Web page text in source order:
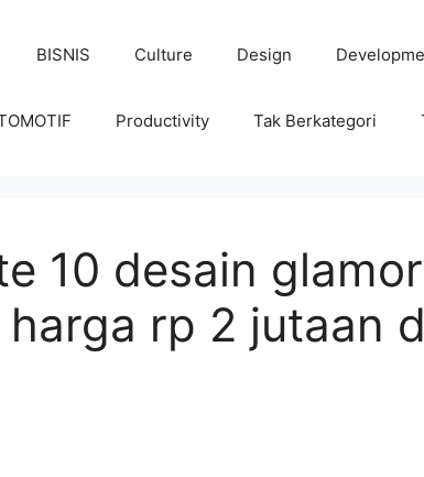
BISNIS Culture Design
Productivity Tak Berkategori
10 desain glamor
rp 2 jutaan